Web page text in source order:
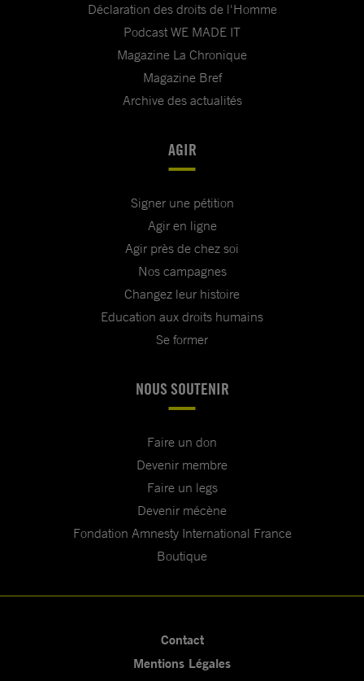
Déclaration des droits de l'Homme
Podcast WE MADE IT
Magazine La Chronique
Magazine Bref
Archive des actualités
AGIR
Signer une pétition
Agir en ligne
Agir près de chez soi
Nos campagnes
Changez leur histoire
Education aux droits humains
Se former
NOUS SOUTENIR
Faire un don
Devenir membre
Faire un legs
Devenir mécène
Fondation Amnesty International France
Boutique
Contact
Mentions Légales